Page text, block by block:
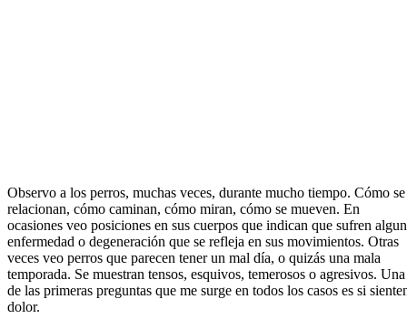
Observo a los perros, muchas veces, durante mucho tiempo. Cómo se
relacionan, cómo caminan, cómo miran, cómo se mueven. En
ocasiones veo posiciones en sus cuerpos que indican que sufren
enfermedad o degeneración que se refleja en sus movimientos. Otras
veces veo perros que parecen tener un mal día, o quizás una mala
temporada. Se muestran tensos, esquivos, temerosos o agresivos. Una
de las primeras preguntas que me surge en todos los casos es si
dolor.